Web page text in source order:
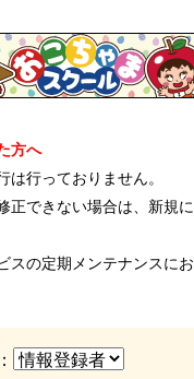
方へ
は行っておりません。
正できない場合は、新規
スの定期メンテナンスに